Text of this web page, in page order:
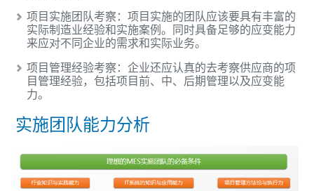
项目实施团队考察：项目实施的团队应该要具有丰富的
实际制造业经验和实施案例。同时具备足够的应变能力
来应对不同企业的需求和实际业务。
项目管理经验考察：企业还应认真的去考察供应商的项
目管理经验，包括项目前、中、后期管理以及应变能
力。
实施团队能力分析